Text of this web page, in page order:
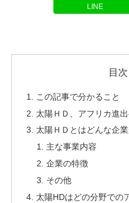
LINE
目次
この記事で分かること
太陽ＨＤ、アフリカ進
太陽ＨＤとはどんな企
主な事業内容
企業の特徴
その他
太陽HDはどの分野での